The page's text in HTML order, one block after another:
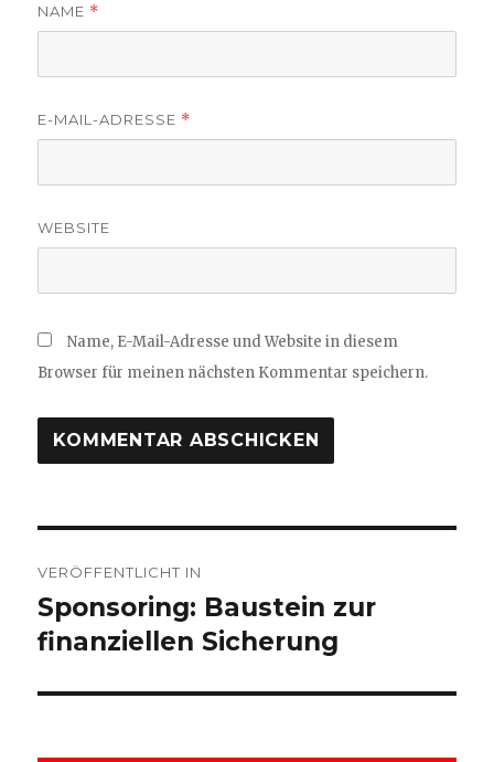
NAME *
E-MAIL-ADRESSE *
WEBSITE
Name, E-Mail-Adresse und Website in diesem
Browser für meinen nächsten Kommentar speichern.
VERÖFFENTLICHT IN
Sponsoring: Baustein zur
finanziellen Sicherung